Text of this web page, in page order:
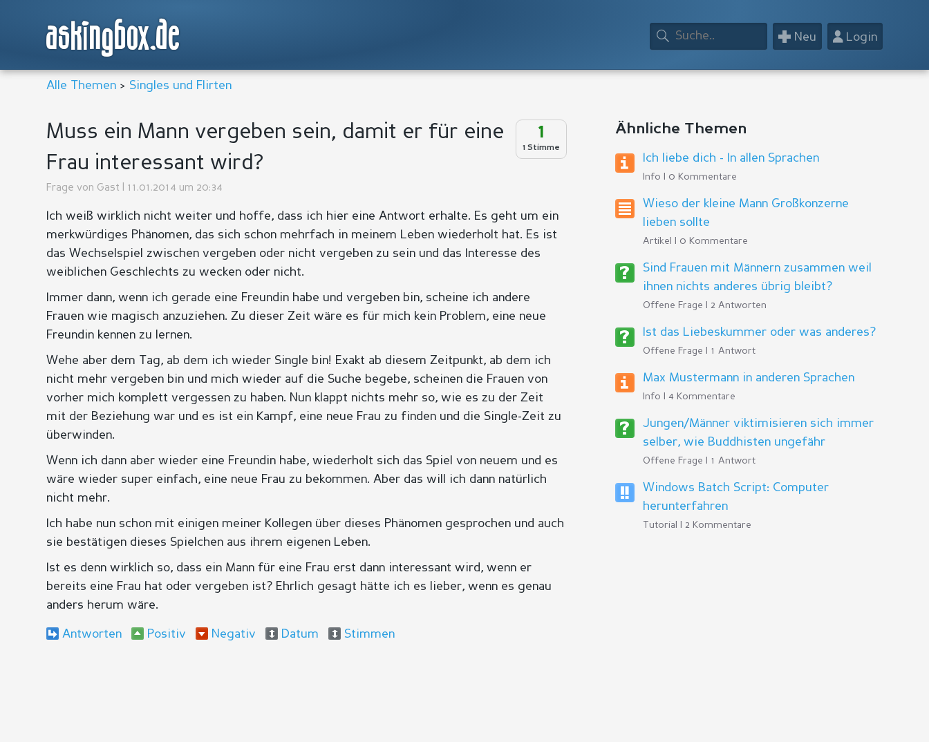
askingbox.de 👤Login
+ Neu
Alle Themen > Singles und Flirten
1
1 Stimme
Muss ein Mann vergeben sein, damit er für eine
Frau interessant wird?
Frage von Gast | 11.01.2014 um 20:34
Ich weiß wirklich nicht weiter und hoffe, dass ich hier eine Antwort erhalte. Es geht um ein
merkwürdiges Phänomen, das sich schon mehrfach in meinem Leben wiederholt hat. Es ist
das Wechselspiel zwischen vergeben oder nicht vergeben zu sein und das Interesse des
weiblichen Geschlechts zu wecken oder nicht.
Immer dann, wenn ich gerade eine Freundin habe und vergeben bin, scheine ich andere
Frauen wie magisch anzuziehen. Zu dieser Zeit wäre es für mich kein Problem, eine neue
Freundin kennen zu lernen.
Wehe aber dem Tag, ab dem ich wieder Single bin! Exakt ab diesem Zeitpunkt, ab dem ich
nicht mehr vergeben bin und mich wieder auf die Suche begebe, scheinen die Frauen von
vorher mich komplett vergessen zu haben. Nun klappt nichts mehr so, wie es zu der Zeit
mit der Beziehung war und es ist ein Kampf, eine neue Frau zu finden und die Single-Zeit zu
überwinden.
Wenn ich dann aber wieder eine Freundin habe, wiederholt sich das Spiel von neuem und es
wäre wieder super einfach, eine neue Frau zu bekommen. Aber das will ich dann natürlich
nicht mehr.
Ich habe nun schon mit einigen meiner Kollegen über dieses Phänomen gesprochen und auch
sie bestätigen dieses Spielchen aus ihrem eigenen Leben.
Ist es denn wirklich so, dass ein Mann für eine Frau erst dann interessant wird, wenn er
bereits eine Frau hat oder vergeben ist? Ehrlich gesagt hätte ich es lieber, wenn es genau
anders herum wäre.
Antworten Positiv Negativ Datum Stimmen
Ähnliche Themen
Ich liebe dich - In allen Sprachen
Info | 0 Kommentare
Wieso der kleine Mann Großkonzerne
lieben sollte
Artikel | 0 Kommentare
Sind Frauen mit Männern zusammen weil
ihnen nichts anderes übrig bleibt?
Offene Frage | 2 Antworten
Ist das Liebeskummer oder was anderes?
Offene Frage | 1 Antwort
Max Mustermann in anderen Sprachen
Info | 4 Kommentare
Jungen/Männer viktimisieren sich immer
selber, wie Buddhisten ungefähr
Offene Frage | 1 Antwort
Windows Batch Script: Computer
herunterfahren
Tutorial | 2 Kommentare